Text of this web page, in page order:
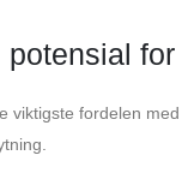
potensial
viktigste fordelen